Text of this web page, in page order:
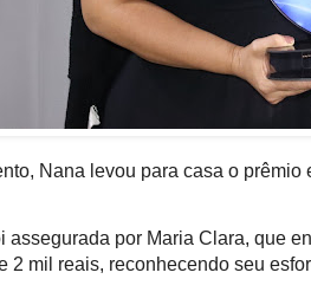
Nana levou para casa o
assegurada por Maria Clara, que
2 mil reais, reconhecendo seu